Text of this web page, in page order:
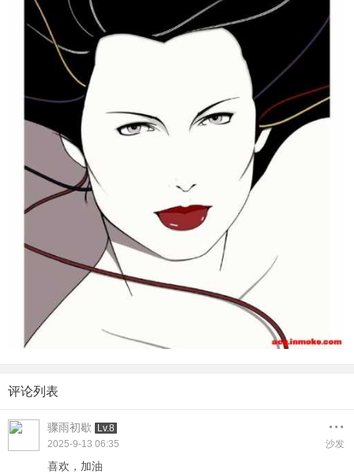
评论列表
骤雨初歇 Lv.8 ...
2025-9-13 06:35 沙发
喜欢，加油